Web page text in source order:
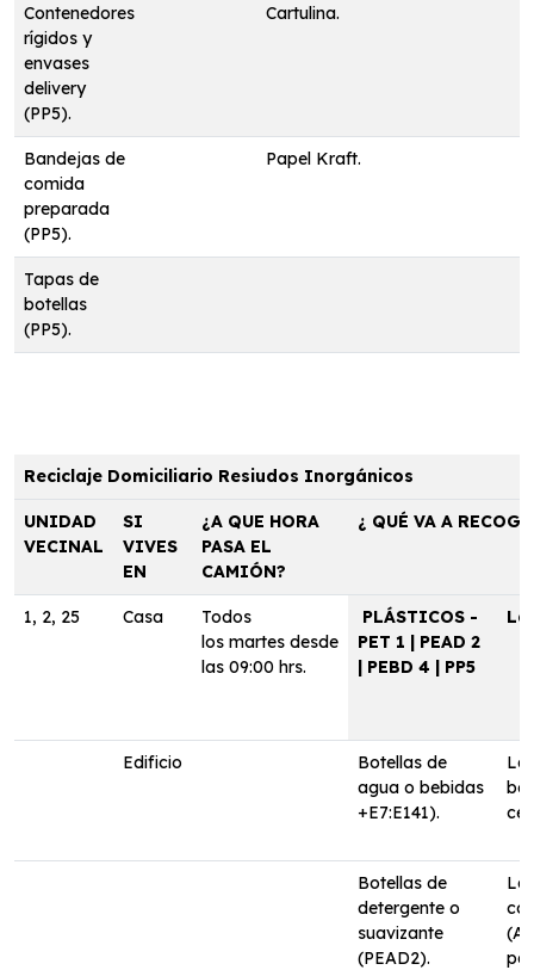
Contenedores
rígidos y
envases
delivery
(PP5).
Cartulina.
Bandejas de
comida
preparada
(PP5).
Papel Kraft.
Tapas de
botellas
(PP5).
Reciclaje Domiciliario Resiudos Inorgánicos
UNIDAD
VECINAL
SI
VIVES
EN
¿A QUE HORA
PASA EL
CAMIÓN?
¿ QUÉ VA A
1, 2, 25 Casa
Todos
los martes desde
las 09:00 hrs.
PLÁSTICOS -
PET 1 | PEAD 2
| PEBD 4 | PP5
Edificio
Botellas de
agua o bebidas
+E7:E141).
Botellas de
detergente o
suavizante
(PEAD2).